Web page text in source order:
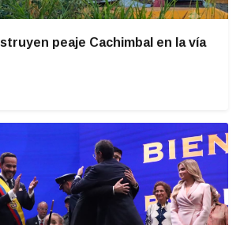
peaje Cachimbal en la vía